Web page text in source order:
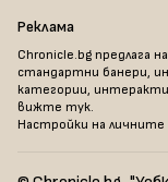
Реклама
Chronicle.bg предлага
стандартни банери,
категории,
вижте тук.
Настройки на личните